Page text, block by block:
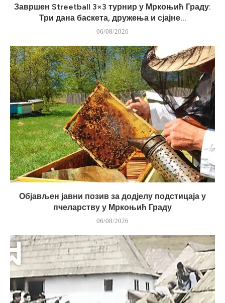
Завршен Streetball 3×3 турнир у Мркоњић Граду:
Три дана баскета, дружења и сјајне...
06/08/2026
Објављен јавни позив за додјелу подстицаја у
пчеларству у Мркоњић Граду
06/08/2026